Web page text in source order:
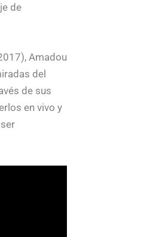
de
Amadou
del
de sus
en vivo y